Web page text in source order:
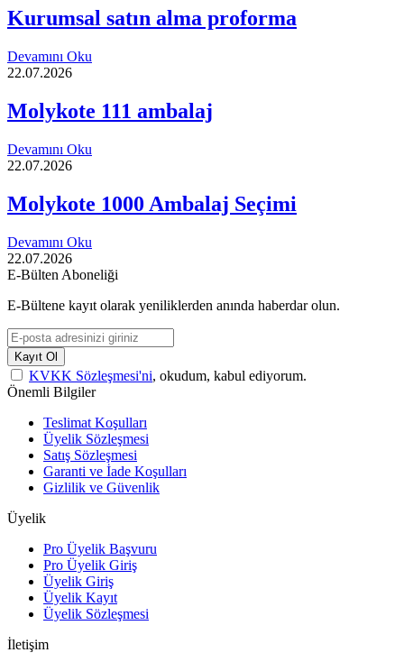
Kurumsal satın alma proforma
Devamını Oku
22.07.2026
Molykote 111 ambalaj
Devamını Oku
22.07.2026
Molykote 1000 Ambalaj Seçimi
Devamını Oku
22.07.2026
E-Bülten Aboneliği
E-Bültene kayıt olarak yeniliklerden anında haberdar olun.
Kayıt Ol
KVKK Sözleşmesi'ni, okudum, kabul ediyorum.
Önemli Bilgiler
Teslimat Koşulları
Üyelik Sözleşmesi
Satış Sözleşmesi
Garanti ve İade Koşulları
Gizlilik ve Güvenlik
Üyelik
Pro Üyelik Başvuru
Pro Üyelik Giriş
Üyelik Giriş
Üyelik Kayıt
Üyelik Sözleşmesi
İletişim